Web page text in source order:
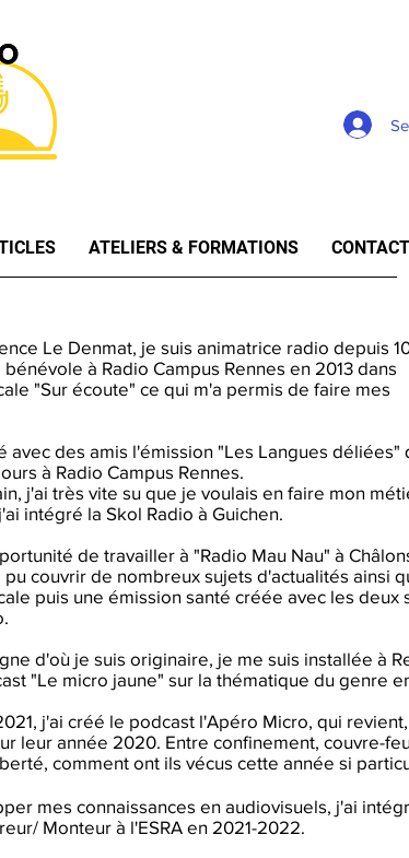
ATELIERS & FORMATIONS CONTACT
Le Denmat, je suis animatrice radio depuis
à Radio Campus Rennes en 2013 dans
"Sur écoute" ce qui m'a permis de faire mes
avec des amis l'émission "Les Langues déliées"
à Radio Campus Rennes.
j'ai très vite su que je voulais en faire mon
intégré la Skol Radio à Guichen.
de travailler à "Radio Mau Nau" à
pu couvrir de nombreux sujets d'actualités ainsi
puis une émission santé créée avec les deux
d'où je suis originaire, je me suis installée à
"Le micro jaune" sur la thématique du genre
j'ai créé le podcast l'Apéro Micro, qui
leur année 2020. Entre confinement, couvre-
comment ont ils vécus cette année si
mes connaissances en audiovisuels, j'ai
Monteur à l'ESRA en 2021-2022.